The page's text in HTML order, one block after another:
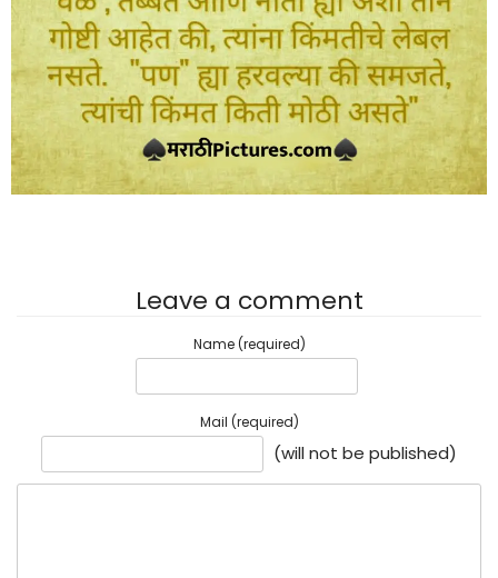
Leave a comment
Name (required)
Mail (required)
(will not be published)